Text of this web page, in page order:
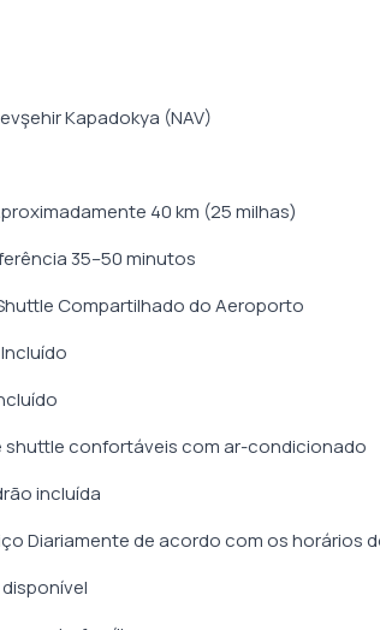
Kapadokya (NAV)
40 km (25 milhas)
35–50 minutos
Compartilhado do Aeroporto
shuttle confortáveis com ar-condicionado
incluída
Diariamente de acordo com os horários